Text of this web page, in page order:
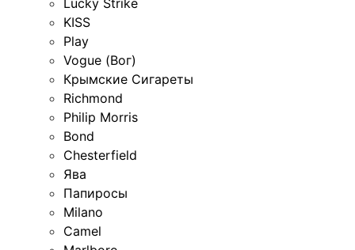
KISS
Play
Vogue (Вог)
Крымские Сигареты
Richmond
Philip Morris
Bond
Chesterfield
Ява
Папиросы
Milano
Camel